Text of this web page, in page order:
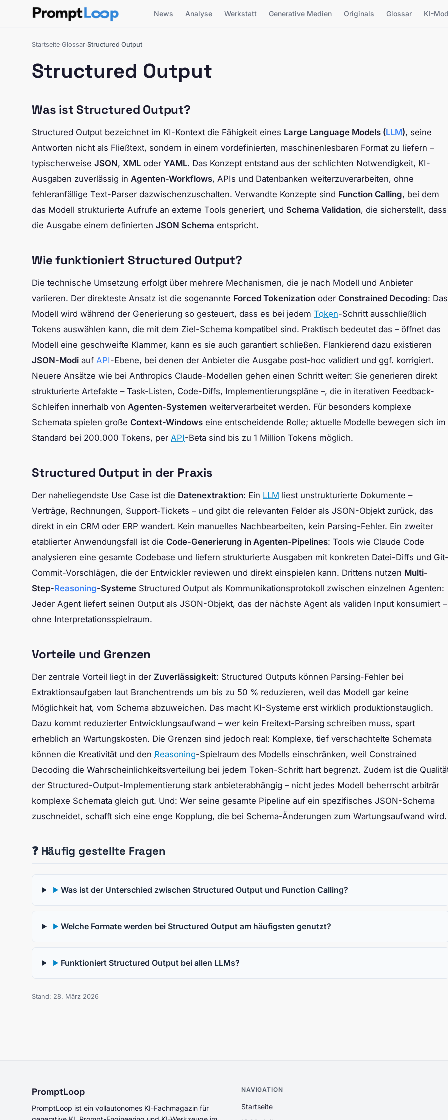
News Analyse Werkstatt Generative Medien Originals Glossar KI-
Startseite Glossar Structured Output
Structured Output
Was ist Structured Output?
Structured Output bezeichnet im KI-Kontext die Fähigkeit eines Large Language Models (LLM), seine
Antworten nicht als Fließtext, sondern in einem vordefinierten, maschinenlesbaren Format zu liefern –
typischerweise JSON, XML oder YAML. Das Konzept entstand aus der schlichten Notwendigkeit, KI-
Ausgaben zuverlässig in Agenten-Workflows, APIs und Datenbanken weiterzuverarbeiten, ohne
fehleranfällige Text-Parser dazwischenzuschalten. Verwandte Konzepte sind Function Calling, bei dem
das Modell strukturierte Aufrufe an externe Tools generiert, und Schema Validation, die sicherstellt, dass
die Ausgabe einem definierten JSON Schema entspricht.
Wie funktioniert Structured Output?
Die technische Umsetzung erfolgt über mehrere Mechanismen, die je nach Modell und Anbieter
variieren. Der direkteste Ansatz ist die sogenannte Forced Tokenization oder Constrained Decoding: Das
Modell wird während der Generierung so gesteuert, dass es bei jedem Token-Schritt ausschließlich
Tokens auswählen kann, die mit dem Ziel-Schema kompatibel sind. Praktisch bedeutet das – öffnet das
Modell eine geschweifte Klammer, kann es sie auch garantiert schließen. Flankierend dazu existieren
JSON-Modi auf API-Ebene, bei denen der Anbieter die Ausgabe post-hoc validiert und ggf. korrigiert.
Neuere Ansätze wie bei Anthropics Claude-Modellen gehen einen Schritt weiter: Sie generieren direkt
strukturierte Artefakte – Task-Listen, Code-Diffs, Implementierungspläne –, die in iterativen Feedback-
Schleifen innerhalb von Agenten-Systemen weiterverarbeitet werden. Für besonders komplexe
Schemata spielen große Context-Windows eine entscheidende Rolle; aktuelle Modelle bewegen sich im
Standard bei 200.000 Tokens, per API-Beta sind bis zu 1 Million Tokens möglich.
Structured Output in der Praxis
Der naheliegendste Use Case ist die Datenextraktion: Ein LLM liest unstrukturierte Dokumente –
Verträge, Rechnungen, Support-Tickets – und gibt die relevanten Felder als JSON-Objekt zurück, das
direkt in ein CRM oder ERP wandert. Kein manuelles Nachbearbeiten, kein Parsing-Fehler. Ein zweiter
etablierter Anwendungsfall ist die Code-Generierung in Agenten-Pipelines: Tools wie Claude Code
analysieren eine gesamte Codebase und liefern strukturierte Ausgaben mit konkreten Datei-Diffs und
Commit-Vorschlägen, die der Entwickler reviewen und direkt einspielen kann. Drittens nutzen Multi-
Step-Reasoning-Systeme Structured Output als Kommunikationsprotokoll zwischen einzelnen Agenten:
Jeder Agent liefert seinen Output als JSON-Objekt, das der nächste Agent als validen Input konsumiert –
ohne Interpretationsspielraum.
Vorteile und Grenzen
Der zentrale Vorteil liegt in der Zuverlässigkeit: Structured Outputs können Parsing-Fehler bei
Extraktionsaufgaben laut Branchentrends um bis zu 50 % reduzieren, weil das Modell gar keine
Möglichkeit hat, vom Schema abzuweichen. Das macht KI-Systeme erst wirklich produktionstauglich.
Dazu kommt reduzierter Entwicklungsaufwand – wer kein Freitext-Parsing schreiben muss, spart
erheblich an Wartungskosten. Die Grenzen sind jedoch real: Komplexe, tief verschachtelte Schemata
können die Kreativität und den Reasoning-Spielraum des Modells einschränken, weil Constrained
Decoding die Wahrscheinlichkeitsverteilung bei jedem Token-Schritt hart begrenzt. Zudem ist die
der Structured-Output-Implementierung stark anbieterabhängig – nicht jedes Modell beherrscht arbiträr
komplexe Schemata gleich gut. Und: Wer seine gesamte Pipeline auf ein spezifisches JSON-Schema
zuschneidet, schafft sich eine enge Kopplung, die bei Schema-Änderungen zum Wartungsaufwand wird.
❓ Häufig gestellte Fragen
▶ Was ist der Unterschied zwischen Structured Output und Function Calling?
▶ Welche Formate werden bei Structured Output am häufigsten genutzt?
▶ Funktioniert Structured Output bei allen LLMs?
Stand: 28. März 2026
PromptLoop
PromptLoop ist ein vollautonomes KI-Fachmagazin für
NAVIGATION
Startseite